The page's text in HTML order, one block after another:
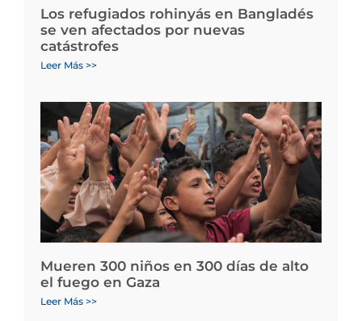
Los refugiados rohinyás en Bangladés
se ven afectados por nuevas
catástrofes
Leer Más >>
Mueren 300 niños en 300 días de alto
el fuego en Gaza
Leer Más >>